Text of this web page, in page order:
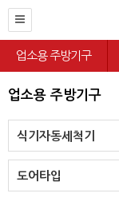
업소용 주방기구
업소용 주방기구
식기자동세척기
도어타입